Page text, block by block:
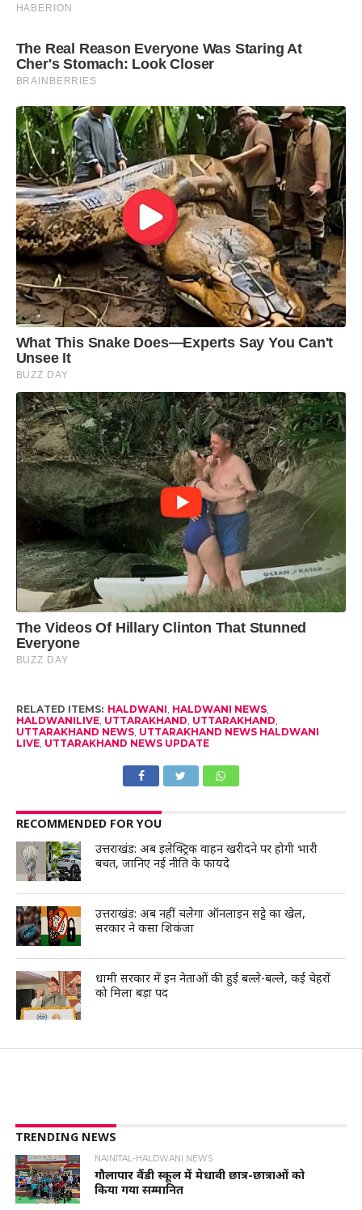
RELATED ITEMS: HALDWANI, HALDWANI NEWS,
HALDWANILIVE, UTTARAKHAND, UTTARAKHAND,
UTTARAKHAND NEWS, UTTARAKHAND NEWS HALDWANI
LIVE, UTTARAKHAND NEWS UPDATE
RECOMMENDED FOR YOU
उत्तराखंड: अब इलेक्ट्रिक वाहन खरीदने पर होगी भारी
बचत, जानिए नई नीति के फायदे
उत्तराखंड: अब नहीं चलेगा ऑनलाइन सट्टे का खेल,
सरकार ने कसा शिकंजा
धामी सरकार में इन नेताओं की हुई बल्ले-बल्ले, कई चेहरों
को मिला बड़ा पद
TRENDING NEWS
NAINITAL-HALDWANI NEWS
गौलापार वैंडी स्कूल में मेधावी छात्र-छात्राओं को
किया गया सम्मानित